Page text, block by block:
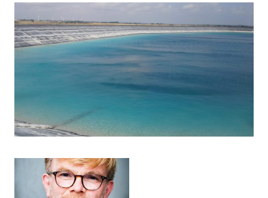
Pommes de terre
Guides pratiques
Plus